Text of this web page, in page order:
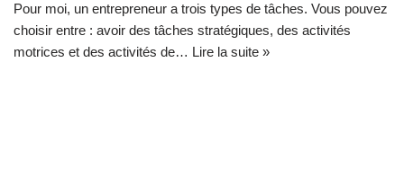
Pour moi, un entrepreneur a trois types de tâches. Vous pouvez
choisir entre : avoir des tâches stratégiques, des activités
motrices et des activités de… Lire la suite »